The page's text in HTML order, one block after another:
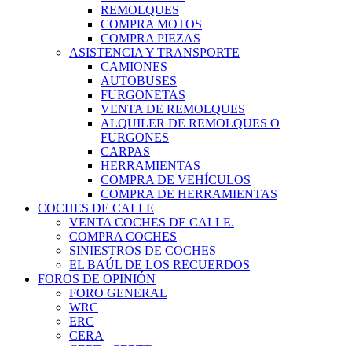
REMOLQUES
COMPRA MOTOS
COMPRA PIEZAS
ASISTENCIA Y TRANSPORTE
CAMIONES
AUTOBUSES
FURGONETAS
VENTA DE REMOLQUES
ALQUILER DE REMOLQUES O
FURGONES
CARPAS
HERRAMIENTAS
COMPRA DE VEHÍCULOS
COMPRA DE HERRAMIENTAS
COCHES DE CALLE
VENTA COCHES DE CALLE.
COMPRA COCHES
SINIESTROS DE COCHES
EL BAÚL DE LOS RECUERDOS
FOROS DE OPINIÓN
FORO GENERAL
WRC
ERC
CERA